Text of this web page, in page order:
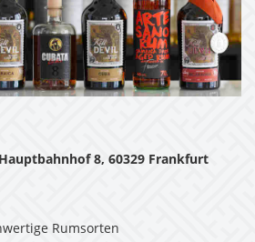
8, 60329 Frankfurt
Rumsorten